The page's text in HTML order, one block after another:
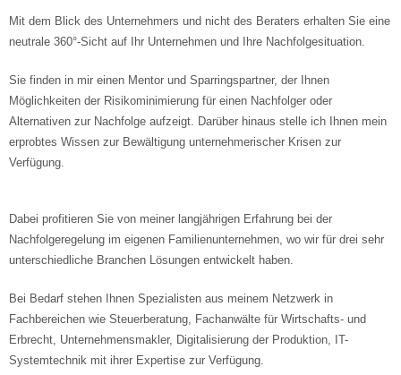
Mit dem Blick des Unternehmers und nicht des Beraters erhalten Sie eine
neutrale 360°-Sicht auf Ihr Unternehmen und Ihre Nachfolgesituation.
Sie finden in mir einen Mentor und Sparringspartner, der Ihnen
Möglichkeiten der Risikominimierung für einen Nachfolger oder
Alternativen zur Nachfolge aufzeigt. Darüber hinaus stelle ich Ihnen mein
erprobtes Wissen zur Bewältigung unternehmerischer Krisen zur
Verfügung.
Dabei profitieren Sie von meiner langjährigen Erfahrung bei der
Nachfolgeregelung im eigenen Familienunternehmen, wo wir für drei sehr
unterschiedliche Branchen Lösungen entwickelt haben.
Bei Bedarf stehen Ihnen Spezialisten aus meinem Netzwerk in
Fachbereichen wie Steuerberatung, Fachanwälte für Wirtschafts- und
Erbrecht, Unternehmensmakler, Digitalisierung der Produktion, IT-
Systemtechnik mit ihrer Expertise zur Verfügung.